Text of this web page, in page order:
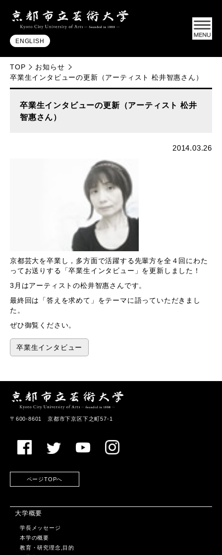
ENGLISH
TOP
お知らせ
卒業生インタビューの更新（アーティスト 松井智惠さん）
卒業生インタビューの更新（アーティスト 松井
智惠さん）
2014.03.26
京都芸大を卒業し，多方面で活躍する先輩方を全４回にわた
ってお送りする「卒業生インタビュー」を更新しました！
3月はアーティストの松井智惠さんです。
最終回は「答えを求めて」をテーマに語っていただきまし
た。
ぜひ御覧ください。
卒業生インタビュー
〒600-8601 京都市下京区下之町57-1
ページTOPへ
大学概要
学長メッセージ
本学の概要
教育・研究理念,目的